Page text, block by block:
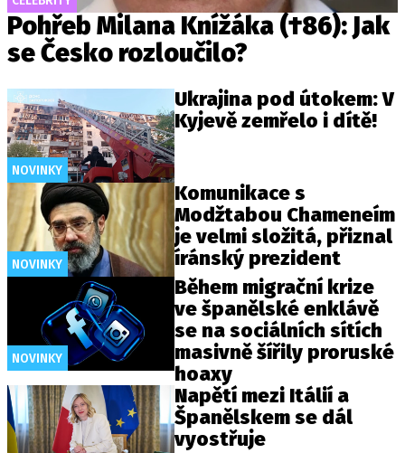
Pohřeb Milana Knížáka (†86): Jak
se Česko rozloučilo?
NOVINKY
Ukrajina pod útokem: V
Kyjevě zemřelo i dítě!
NOVINKY
Komunikace s
Modžtabou Chameneím
je velmi složitá, přiznal
íránský prezident
NOVINKY
Během migrační krize
ve španělské enklávě
se na sociálních sítích
masivně šířily proruské
hoaxy
Napětí mezi Itálií a
Španělskem se dál
vyostřuje